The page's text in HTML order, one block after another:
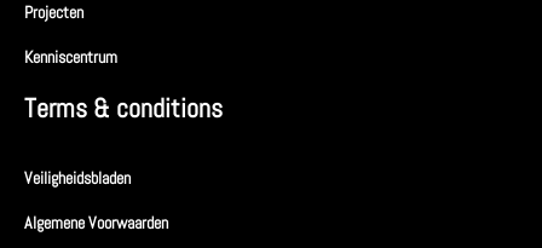
Projecten
Kenniscentrum
Terms & conditions
Veiligheidsbladen
Algemene Voorwaarden